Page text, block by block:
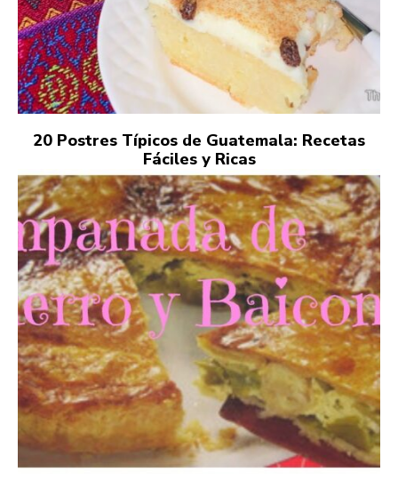
20 Postres Típicos de Guatemala: Recetas
Fáciles y Ricas